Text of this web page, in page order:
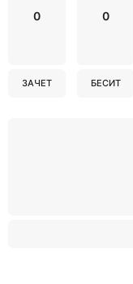
0
ЗАЧЕТ
0
БЕСИТ